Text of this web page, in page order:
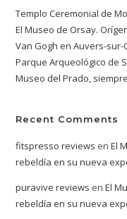
Templo Ceremonial de
El Museo de Orsay.
Van Gogh en Auvers-
Parque Arqueológico de
Museo del Prado,
Recent Comments
fitspresso reviews enEl
rebeldía en su nueva
puravive reviews enEl
rebeldía en su nueva